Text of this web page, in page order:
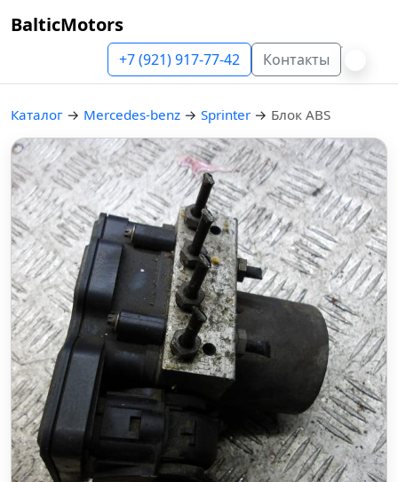
BalticMotors
+7 (921) 917-77-42 Контакты
Каталог → Mercedes-benz → Sprinter → Блок ABS